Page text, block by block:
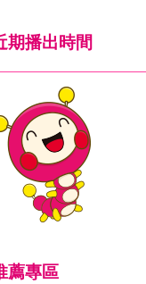
期播出時間